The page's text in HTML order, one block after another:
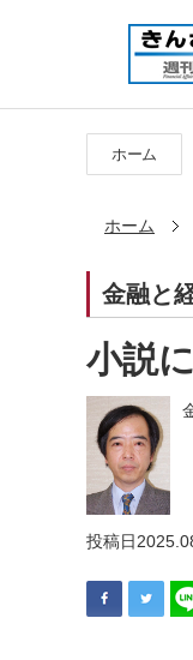
ホーム
ホーム
金融と
小説
投稿日